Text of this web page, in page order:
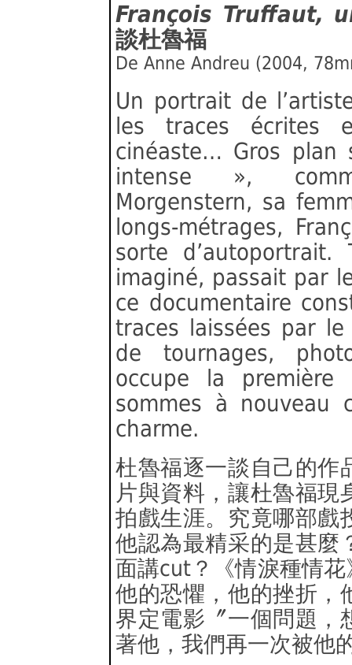
François Truffaut,
談杜魯福
De Anne Andreu (2004,
Un portrait de
les traces écrites
cinéaste… Gros plan
intense »,
Morgenstern, sa
longs-métrages,
sorte
imaginé, passait par
ce documentaire
traces laissées par
de tournages,
occupe la
sommes à nouveau
charme.
杜魯福逐一談自己的作
片與資料，讓杜魯福現
拍戲生涯。究竟哪部戲
他認為最精采的是甚麼
面講cut？《情淚種情
他的恐懼，他的挫折，
界定電影〞一個問題，
著他，我們再一次被他